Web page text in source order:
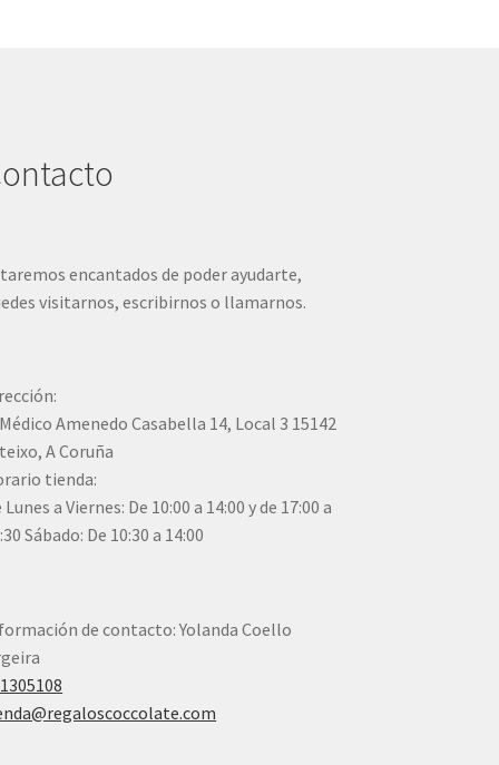
encantados de poder ayudarte,
visitarnos, escribirnos o llamarnos.
Amenedo Casabella 14, Local 3 15142
A Coruña
tienda:
Lunes a Viernes: De 10:00 a 14:00 y de 17:00 a
Sábado: De 10:30 a 14:00
de contacto: Yolanda Coello